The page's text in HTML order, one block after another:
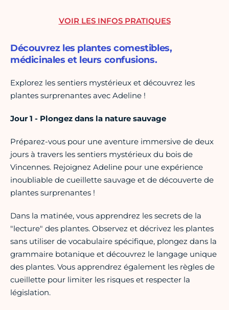
Découvrez les plantes comestibles,
médicinales et leurs confusions.
Explorez les sentiers mystérieux et découvrez les
plantes surprenantes avec Adeline !
Jour 1 - Plongez dans la nature sauvage
Préparez-vous pour une aventure immersive de deux
jours à travers les sentiers mystérieux du bois de
Vincennes. Rejoignez Adeline pour une expérience
inoubliable de cueillette sauvage et de découverte de
plantes surprenantes !
Dans la matinée, vous apprendrez les secrets de la
"lecture" des plantes. Observez et décrivez les plantes
sans utiliser de vocabulaire spécifique, plongez dans la
grammaire botanique et découvrez le langage unique
des plantes. Vous apprendrez également les règles de
cueillette pour limiter les risques et respecter la
législation.
VOIR LES INFOS PRATIQUES